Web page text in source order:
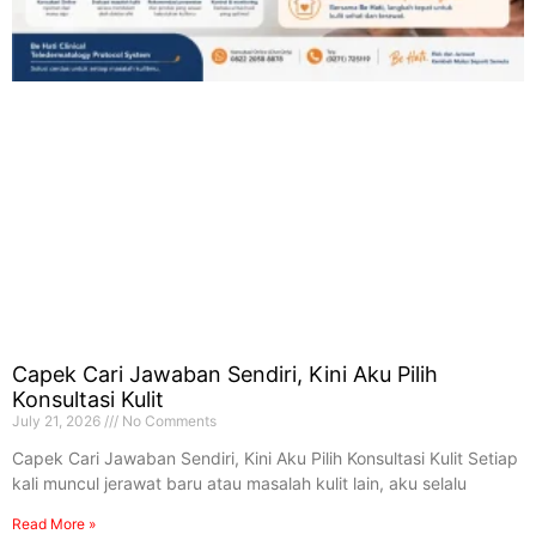
Capek Cari Jawaban Sendiri, Kini Aku Pilih
Konsultasi Kulit
July 21, 2026 No Comments
Capek Cari Jawaban Sendiri, Kini Aku Pilih Konsultasi Kulit Setiap
kali muncul jerawat baru atau masalah kulit lain, aku selalu
Read More »